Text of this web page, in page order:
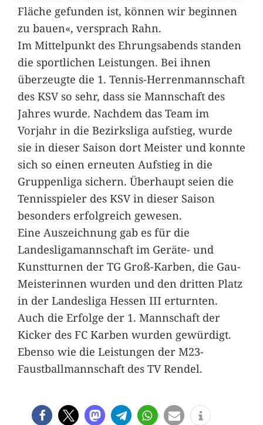
Fläche gefunden ist, können wir beginnen
zu bauen«, versprach Rahn.
Im Mittelpunkt des Ehrungsabends standen
die sportlichen Leistungen. Bei ihnen
überzeugte die 1. Tennis-Herrenmannschaft
des KSV so sehr, dass sie Mannschaft des
Jahres wurde. Nachdem das Team im
Vorjahr in die Bezirksliga aufstieg, wurde
sie in dieser Saison dort Meister und konnte
sich so einen erneuten Aufstieg in die
Gruppenliga sichern. Überhaupt seien die
Tennisspieler des KSV in dieser Saison
besonders erfolgreich gewesen.
Eine Auszeichnung gab es für die
Landesligamannschaft im Geräte- und
Kunstturnen der TG Groß-Karben, die Gau-
Meisterinnen wurden und den dritten Platz
in der Landesliga Hessen III erturnten.
Auch die Erfolge der 1. Mannschaft der
Kicker des FC Karben wurden gewürdigt.
Ebenso wie die Leistungen der M23-
Faustballmannschaft des TV Rendel.